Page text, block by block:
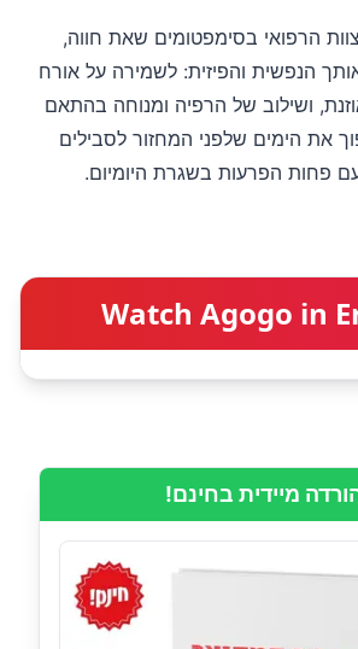
הרפואי בסימפטומים שאת חווה,
הנפשית והפיזית: לשמירה על אורח
ושילוב של הרפיה ומנוחה בהתאם
את הימים שלפני המחזור לסבילים
עם פחות הפרעות בשגרת היומיום.
Watch Agogo in
מיידית בחינם!